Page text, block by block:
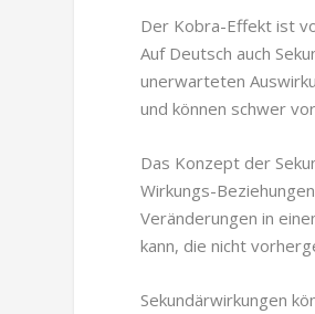
Der Kobra-Effekt ist
Auf Deutsch auch
unerwarteten
und können schwer
Das Konzept der
Wirkungs-
Veränderungen in
kann, die nicht
Sekundärwirkungen